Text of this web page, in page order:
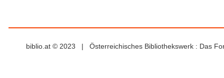
biblio.at © 2023 | Österreichisches Bibliothekswerk : Das